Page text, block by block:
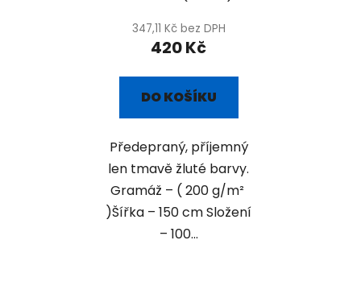
347,11 Kč bez DPH
420 Kč
DO KOŠÍKU
Předepraný, příjemný
len tmavě žluté barvy.
Gramáž – ( 200 g/m²
)Šířka – 150 cm Složení
– 100...